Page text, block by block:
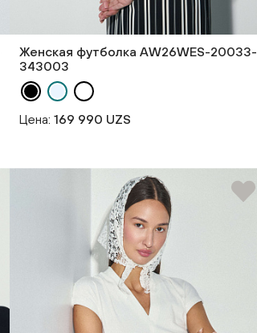
Женская футболка AW26WES-20033-
343003
Цена: 169 990 UZS